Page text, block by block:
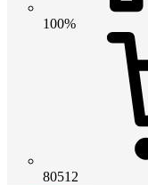
100%
80512